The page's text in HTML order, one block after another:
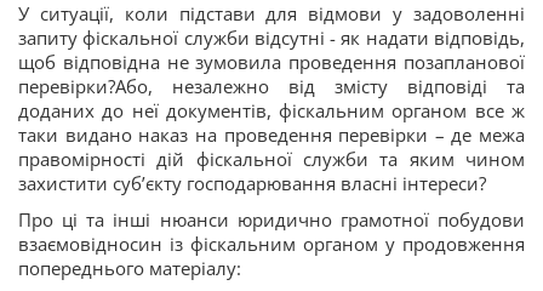
У ситуації, коли підстави для відмови у задоволенні
запиту фіскальної служби відсутні - як надати відповідь,
щоб відповідна не зумовила проведення позапланової
перевірки?Або, незалежно від змісту відповіді та
доданих до неї документів, фіскальним органом все ж
таки видано наказ на проведення перевірки – де межа
правомірності дій фіскальної служби та яким чином
захистити суб’єкту господарювання власні інтереси?
Про ці та інші нюанси юридично грамотної побудови
взаємовідносин із фіскальним органом у продовження
попереднього матеріалу: